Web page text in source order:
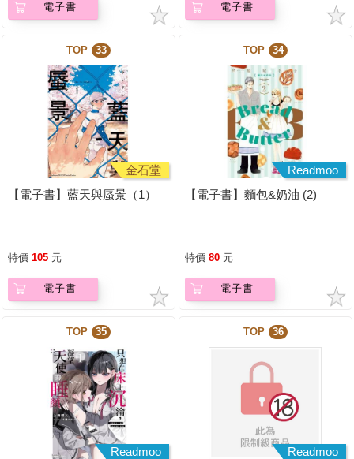
電子書 電子書
TOP 33
金石堂
【電子書】藍天與蜃景（1）
特價 105 元
電子書
TOP 34
Readmoo
【電子書】麵包&奶油 (2)
特價 80 元
電子書
TOP 35
Readmoo
TOP 36
Readmoo